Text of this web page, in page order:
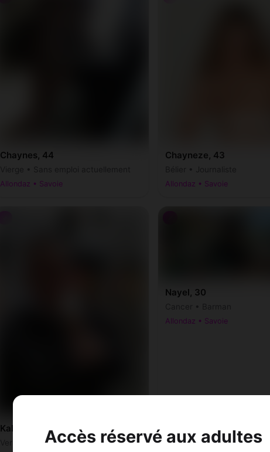
Accès réservé aux adultes
Chaynes, 44
Allondaz • Savoie
Chayneze, 43
Allondaz • Savoie
Kali, 27
Verseau • Avocat
Nayel, 30
Allondaz • Savoie